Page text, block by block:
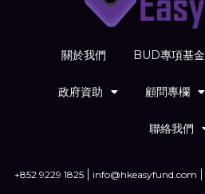
關於我們 BUD專項基金
政府資助 顧問專欄
聯絡我們
+852 9229 1825 info@hkeasyfund.com